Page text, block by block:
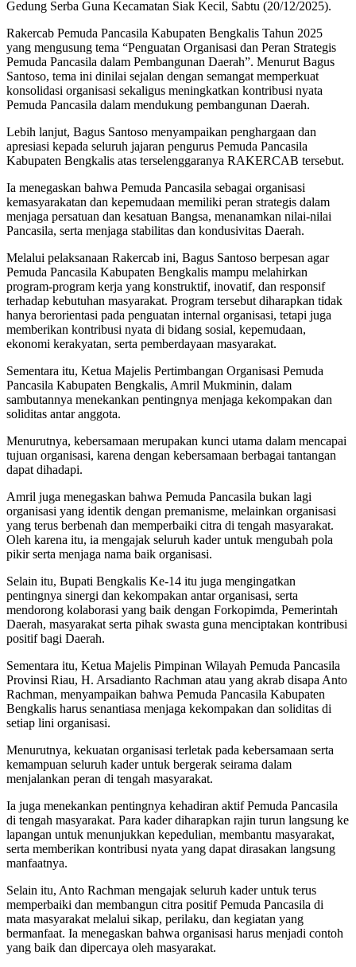
Gedung Serba Guna Kecamatan Siak Kecil, Sabtu (20/12/2025).
Rakercab Pemuda Pancasila Kabupaten Bengkalis Tahun 2025
yang mengusung tema “Penguatan Organisasi dan Peran Strategis
Pemuda Pancasila dalam Pembangunan Daerah”. Menurut Bagus
Santoso, tema ini dinilai sejalan dengan semangat memperkuat
konsolidasi organisasi sekaligus meningkatkan kontribusi nyata
Pemuda Pancasila dalam mendukung pembangunan Daerah.
Lebih lanjut, Bagus Santoso menyampaikan penghargaan dan
apresiasi kepada seluruh jajaran pengurus Pemuda Pancasila
Kabupaten Bengkalis atas terselenggaranya RAKERCAB tersebut.
Ia menegaskan bahwa Pemuda Pancasila sebagai organisasi
kemasyarakatan dan kepemudaan memiliki peran strategis dalam
menjaga persatuan dan kesatuan Bangsa, menanamkan nilai-nilai
Pancasila, serta menjaga stabilitas dan kondusivitas Daerah.
Melalui pelaksanaan Rakercab ini, Bagus Santoso berpesan agar
Pemuda Pancasila Kabupaten Bengkalis mampu melahirkan
program-program kerja yang konstruktif, inovatif, dan responsif
terhadap kebutuhan masyarakat. Program tersebut diharapkan tidak
hanya berorientasi pada penguatan internal organisasi, tetapi juga
memberikan kontribusi nyata di bidang sosial, kepemudaan,
ekonomi kerakyatan, serta pemberdayaan masyarakat.
Sementara itu, Ketua Majelis Pertimbangan Organisasi Pemuda
Pancasila Kabupaten Bengkalis, Amril Mukminin, dalam
sambutannya menekankan pentingnya menjaga kekompakan dan
soliditas antar anggota.
Menurutnya, kebersamaan merupakan kunci utama dalam mencapai
tujuan organisasi, karena dengan kebersamaan berbagai tantangan
dapat dihadapi.
Amril juga menegaskan bahwa Pemuda Pancasila bukan lagi
organisasi yang identik dengan premanisme, melainkan organisasi
yang terus berbenah dan memperbaiki citra di tengah masyarakat.
Oleh karena itu, ia mengajak seluruh kader untuk mengubah pola
pikir serta menjaga nama baik organisasi.
Selain itu, Bupati Bengkalis Ke-14 itu juga mengingatkan
pentingnya sinergi dan kekompakan antar organisasi, serta
mendorong kolaborasi yang baik dengan Forkopimda, Pemerintah
Daerah, masyarakat serta pihak swasta guna menciptakan kontribusi
positif bagi Daerah.
Sementara itu, Ketua Majelis Pimpinan Wilayah Pemuda Pancasila
Provinsi Riau, H. Arsadianto Rachman atau yang akrab disapa Anto
Rachman, menyampaikan bahwa Pemuda Pancasila Kabupaten
Bengkalis harus senantiasa menjaga kekompakan dan soliditas di
setiap lini organisasi.
Menurutnya, kekuatan organisasi terletak pada kebersamaan serta
kemampuan seluruh kader untuk bergerak seirama dalam
menjalankan peran di tengah masyarakat.
Ia juga menekankan pentingnya kehadiran aktif Pemuda Pancasila
di tengah masyarakat. Para kader diharapkan rajin turun langsung ke
lapangan untuk menunjukkan kepedulian, membantu masyarakat,
serta memberikan kontribusi nyata yang dapat dirasakan langsung
manfaatnya.
Selain itu, Anto Rachman mengajak seluruh kader untuk terus
memperbaiki dan membangun citra positif Pemuda Pancasila di
mata masyarakat melalui sikap, perilaku, dan kegiatan yang
bermanfaat. Ia menegaskan bahwa organisasi harus menjadi contoh
yang baik dan dipercaya oleh masyarakat.